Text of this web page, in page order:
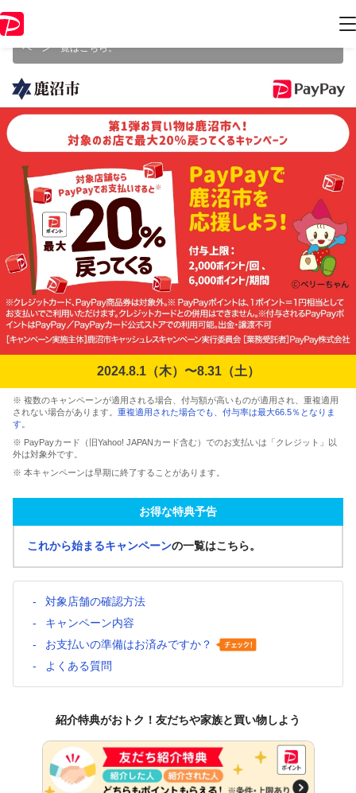
ジ内の情報はキャンペーン終了時点のものになります。
ペーン一覧はこちら。
2024.8.1（木）〜8.31（土）
※ 複数のキャンペーンが適用される場合、付与額が高いものが適用され、重複適用
されない場合があります。 重複適用された場合でも、付与率は最大66.5％となりま
す。
※ PayPayカード（旧Yahoo! JAPANカード含む）でのお支払いは「クレジット」以
外は対象外です。
※ 本キャンペーンは早期に終了することがあります。
お得な特典予告
これから始まるキャンペーンの一覧はこちら。
対象店舗の確認方法
キャンペーン内容
お支払いの準備はお済みですか？
よくある質問
紹介特典がおトク！友だちや家族と買い物しよう